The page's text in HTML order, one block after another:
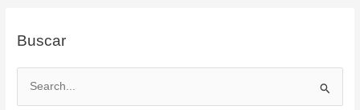
Buscar